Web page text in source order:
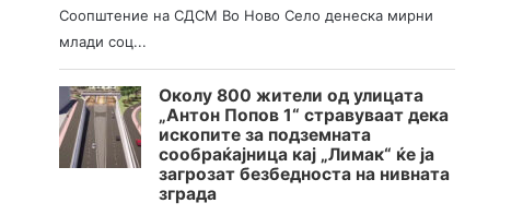
Соопштение на СДСМ Во Ново Село денеска мирни
млади соц...
Околу 800 жители од улицата
„Антон Попов 1“ стравуваат дека
ископите за подземната
сообраќајница кај „Лимак“ ќе ја
загрозат безбедноста на нивната
зграда